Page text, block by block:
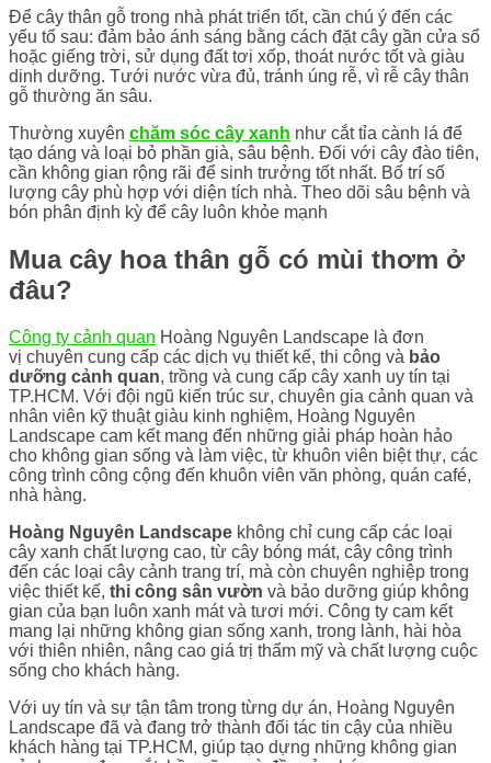
Để cây thân gỗ trong nhà phát triển tốt, cần chú ý đến các
yếu tố sau: đảm bảo ánh sáng bằng cách đặt cây gần cửa sổ
hoặc giếng trời, sử dụng đất tơi xốp, thoát nước tốt và giàu
dinh dưỡng. Tưới nước vừa đủ, tránh úng rễ, vì rễ cây thân
gỗ thường ăn sâu.
Thường xuyên chăm sóc cây xanh như cắt tỉa cành lá để
tạo dáng và loại bỏ phần già, sâu bệnh. Đối với cây đào tiên,
cần không gian rộng rãi để sinh trưởng tốt nhất. Bố trí số
lượng cây phù hợp với diện tích nhà. Theo dõi sâu bệnh và
bón phân định kỳ để cây luôn khỏe mạnh
Mua cây hoa thân gỗ có mùi thơm ở
đâu?
Công ty cảnh quan Hoàng Nguyên Landscape là đơn
vị chuyên cung cấp các dịch vụ thiết kế, thi công và bảo
dưỡng cảnh quan, trồng và cung cấp cây xanh uy tín tại
TP.HCM. Với đội ngũ kiến trúc sư, chuyên gia cảnh quan và
nhân viên kỹ thuật giàu kinh nghiệm, Hoàng Nguyên
Landscape cam kết mang đến những giải pháp hoàn hảo
cho không gian sống và làm việc, từ khuôn viên biệt thự, các
công trình công cộng đến khuôn viên văn phòng, quán café,
nhà hàng.
Hoàng Nguyên Landscape không chỉ cung cấp các loại
cây xanh chất lượng cao, từ cây bóng mát, cây công trình
đến các loại cây cảnh trang trí, mà còn chuyên nghiệp trong
việc thiết kế, thi công sân vườn và bảo dưỡng giúp không
gian của bạn luôn xanh mát và tươi mới. Công ty cam kết
mang lại những không gian sống xanh, trong lành, hài hòa
với thiên nhiên, nâng cao giá trị thẩm mỹ và chất lượng cuộc
sống cho khách hàng.
Với uy tín và sự tận tâm trong từng dự án, Hoàng Nguyên
Landscape đã và đang trở thành đối tác tin cậy của nhiều
khách hàng tại TP.HCM, giúp tạo dựng những không gian